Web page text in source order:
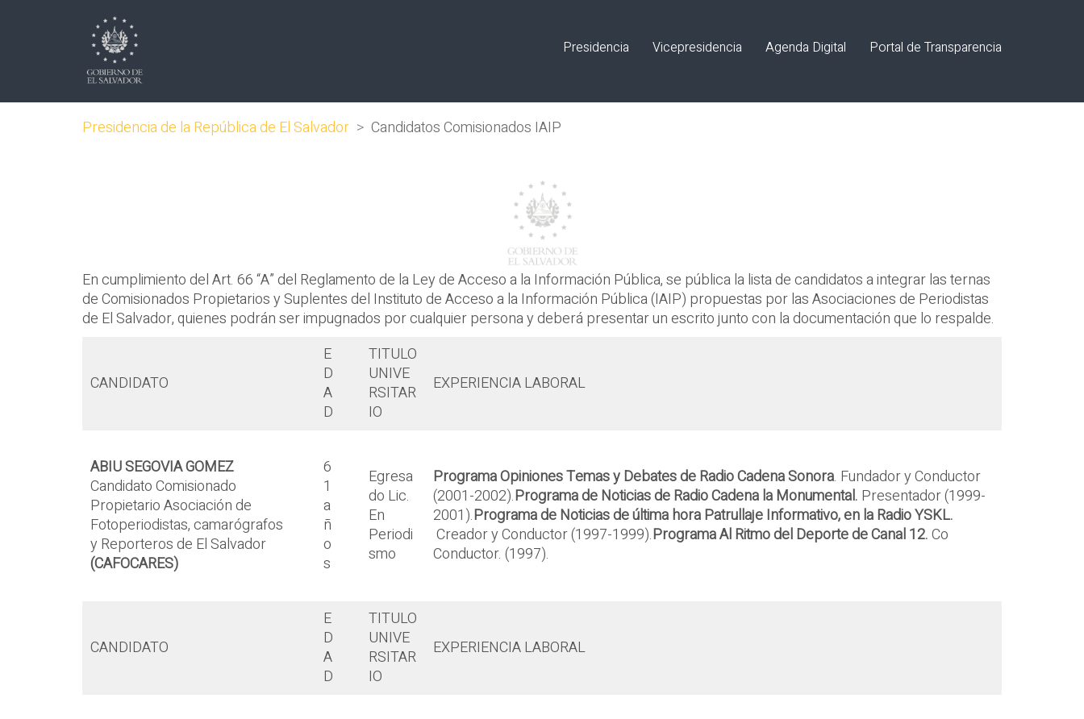
Presidencia Vicepresidencia Agenda Digital Portal de Transparencia
Presidencia de la República de El Salvador > Candidatos Comisionados IAIP
En cumplimiento del Art. 66 “A” del Reglamento de la Ley de Acceso a la Información Pública, se pública la lista de candidatos a integrar las ternas
de Comisionados Propietarios y Suplentes del Instituto de Acceso a la Información Pública (IAIP) propuestas por las Asociaciones de Periodistas
de El Salvador, quienes podrán ser impugnados por cualquier persona y deberá presentar un escrito junto con la documentación que lo respalde.
CANDIDATO
E
D
A
D
TITULO
UNIVE
RSITAR
IO
EXPERIENCIA LABORAL
ABIU SEGOVIA GOMEZ
Candidato Comisionado
Propietario Asociación de
Fotoperiodistas, camarógrafos
y Reporteros de El Salvador
(CAFOCARES)
6
1
a
ñ
o
s
Egresa
do Lic.
En
Periodi
smo
Programa Opiniones Temas y Debates de Radio Cadena Sonora. Fundador y Conductor
(2001-2002).Programa de Noticias de Radio Cadena la Monumental. Presentador (1999-
2001).Programa de Noticias de última hora Patrullaje Informativo, en la Radio YSKL.
Creador y Conductor (1997-1999).Programa Al Ritmo del Deporte de Canal 12.Co
Conductor. (1997).
CANDIDATO
E
D
A
D
TITULO
UNIVE
RSITAR
IO
EXPERIENCIA LABORAL